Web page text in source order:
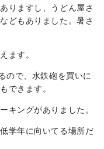
りますし、うどん屋さ
どもありました。暑さ
ます。
ので、水鉄砲を買いに
できます。
キングがありました。
学年に向いてる場所だ